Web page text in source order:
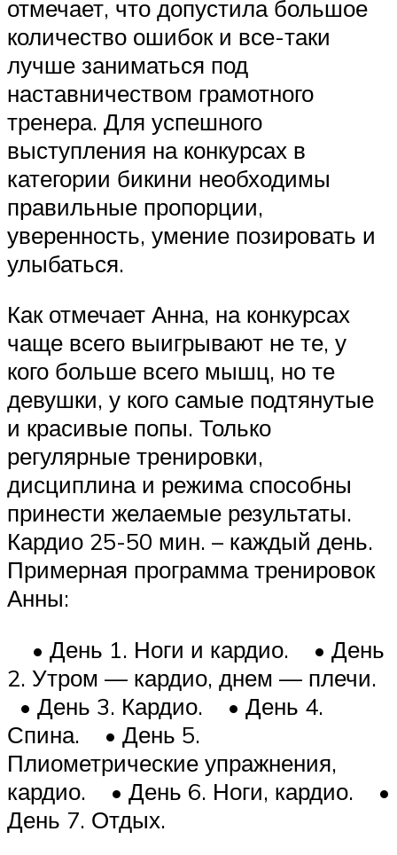
отмечает, что допустила большое
количество ошибок и все-таки
лучше заниматься под
наставничеством грамотного
тренера. Для успешного
выступления на конкурсах в
категории бикини необходимы
правильные пропорции,
уверенность, умение позировать и
улыбаться.
Как отмечает Анна, на конкурсах
чаще всего выигрывают не те, у
кого больше всего мышц, но те
девушки, у кого самые подтянутые
и красивые попы. Только
регулярные тренировки,
дисциплина и режима способны
принести желаемые результаты.
Кардио 25-50 мин. – каждый день.
Примерная программа тренировок
Анны:
• День 1. Ноги и кардио. • День
2. Утром — кардио, днем — плечи.
• День 3. Кардио. • День 4.
Спина. • День 5.
Плиометрические упражнения,
кардио. • День 6. Ноги, кардио. •
День 7. Отдых.